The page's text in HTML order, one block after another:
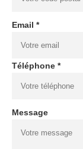
Email *
Téléphone *
Message